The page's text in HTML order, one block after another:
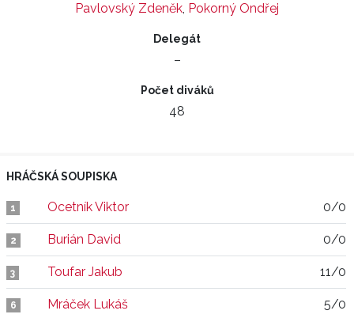
Pavlovský Zdeněk, Pokorný Ondřej
Delegát
–
Počet diváků
48
HRÁČSKÁ SOUPISKA
1 Ocetník Viktor 0/0
2 Burián David 0/0
3 Toufar Jakub 11/0
6 Mráček Lukáš 5/0